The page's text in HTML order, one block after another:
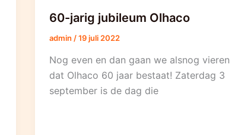
60-jarig jubileum Olhaco
admin /19 juli 2022
Nog even en dan gaan we alsnog vieren
dat Olhaco 60 jaar bestaat! Zaterdag 3
september is de dag die